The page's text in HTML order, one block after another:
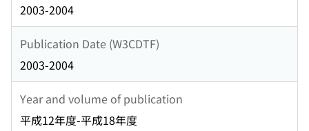
2003-2004
Publication Date (W3CDTF)
2003-2004
Year and volume of publication
平成12年度-平成18年度